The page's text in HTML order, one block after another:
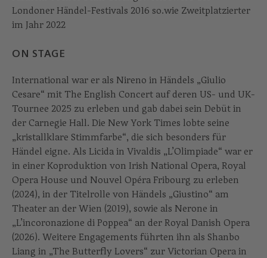
Londoner Händel-Festivals 2016 so.wie Zweitplatzierter
im Jahr 2022
ON STAGE
International war er als Nireno in Händels „Giulio
Cesare“ mit The English Concert auf deren US- und UK-
Tournee 2025 zu erleben und gab dabei sein Debüt in
der Carnegie Hall. Die New York Times lobte seine
„kristallklare Stimmfarbe“, die sich besonders für
Händel eigne. Als Licida in Vivaldis „L’Olimpiade“ war er
in einer Koproduktion von Irish National Opera, Royal
Opera House und Nouvel Opéra Fribourg zu erleben
(2024), in der Titelrolle von Händels „Giustino“ am
Theater an der Wien (2019), sowie als Nerone in
„L’incoronazione di Poppea“ an der Royal Danish Opera
(2026). Weitere Engagements führten ihn als Shanbo
Liang in „The Butterfly Lovers“ zur Victorian Opera in